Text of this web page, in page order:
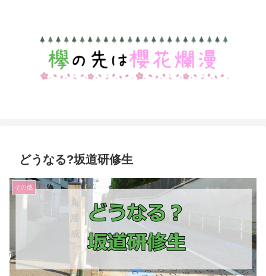
どうなる?坂道研修生
その他